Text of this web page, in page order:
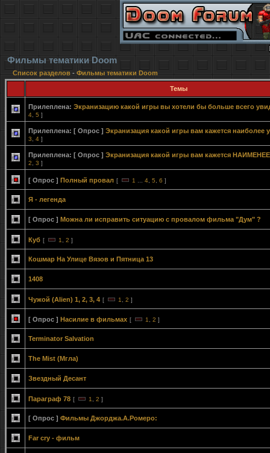
Фильмы тематики Doom
Список разделов - Фильмы тематики Doom
Темы
Прилеплена: Экранизацию какой игры вы хотели бы больше всего
4 5 ]
Прилеплена: [ Опрос ] Экранизация какой игры вам кажется наиболее
3 4 ]
Прилеплена: [ Опрос ] Экранизация какой игры вам кажется
2 3 ]
[ Опрос ] Полный провал [ 1 4 5 6 ]
Я - легенда
[ Опрос ] Можна ли исправить ситуацию с провалом фильма "Дум" ?
Куб [ 1 2 ]
Кошмар На Улице Вязов и Пятница 13
1408
Чужой (Alien) 1, 2, 3, 4 [ 1 2 ]
[ Опрос ] Насилие в фильмах [ 1 2 ]
Terminator Salvation
The Mist (Мгла)
Звездный Десант
Параграф 78 [ 1 2 ]
[ Опрос ] Фильмы Джорджа.А.Ромеро:
Far cry - фильм